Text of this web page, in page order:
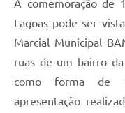
A comemoração de
Lagoas pode ser
Marcial Municipal
ruas de um bairro
como forma de
apresentação